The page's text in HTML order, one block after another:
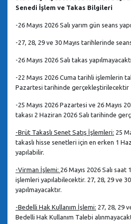
Senedi İşlem ve Takas Bilgileri
-26 Mayıs 2026 Salı yarım gün seans
-27, 28, 29 ve 30 Mayıs tarihlerinde
-26 Mayıs 2026 Salı takas
-22 Mayıs 2026 Cuma tarihli işlemlerin
Pazartesi tarihinde gerçekleştirilecektir
-25 Mayıs 2026 Pazartesi ve 26 Mayıs
takası 2 Haziran 2026 Salı tarihinde
-Brüt Takaslı Senet Satış İşlemleri: 25
takaslı hisse senetleri için en erken 1
yapılabilir.
-Virman İşlemi: 26 Mayıs 2026 Salı saat
işlemleri yapılabilecektir. 27, 28, 29 ve
yapılmayacaktır.
-Bedelli Hak Kullanım İşlemi: 27, 28, 29
Bedelli Hak Kullanım Talebi